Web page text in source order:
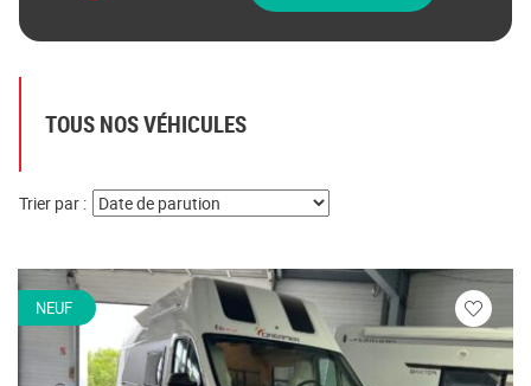
TOUS NOS VÉHICULES
Trier par :
NEUF
Veuillez
vous